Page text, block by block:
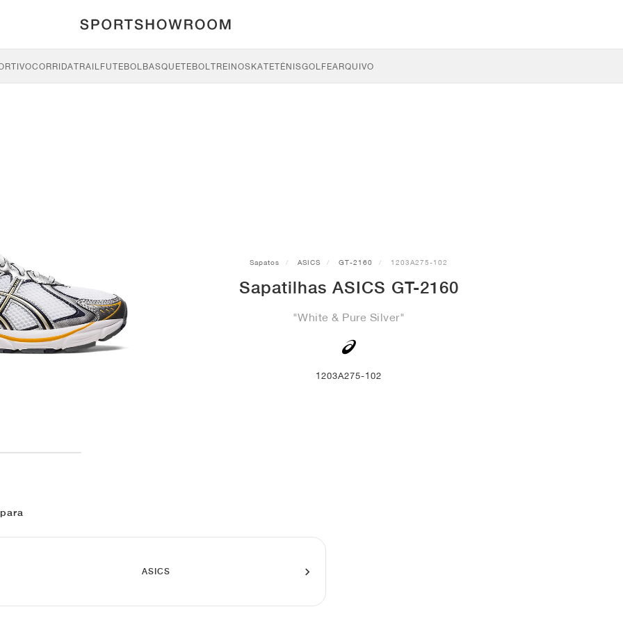
CORRIDATRAILFUTEBOLBASQUETEBOLTREINOSKATETÉNISGOLFEARQUIVO
Sapatos ASICS GT-2160 1203A275-102
Sapatilhas ASICS GT-2160
"White & Pure Silver"
1203A275-102
ASICS